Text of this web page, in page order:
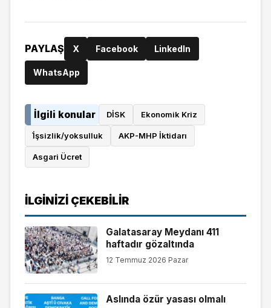
PAYLAŞ X Facebook LinkedIn
WhatsApp
İlgili konular DİSK Ekonomik Kriz
İ̇şsizlik/yoksulluk AKP-MHP İktidarı
Asgari Ücret
İLGINIZI ÇEKEBILIR
Galatasaray Meydanı 411
haftadır gözaltında
12 Temmuz 2026 Pazar
Aslında özür yasası olmalı